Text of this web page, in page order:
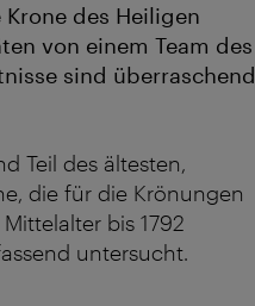
des Heiligen
von einem Team des
sind überraschend
Teil des ältesten,
die für die Krönungen
bis 1792
untersucht.